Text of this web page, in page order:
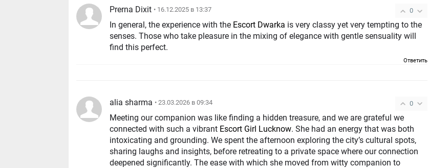
0
Prerna Dixit • 16.12.2025 в 13:37
In general, the experience with the Escort Dwarka is very classy yet very tempting to the
senses. Those who take pleasure in the mixing of elegance with gentle sensuality will
find this ‍‌‍‍‌‍‌‍‍‌perfect.
Ответить
0
alia sharma • 23.03.2026 в 09:34
Meeting our companion was like finding a hidden treasure, and we are grateful we
connected with such a vibrant Escort Girl Lucknow. She had an energy that was both
intoxicating and grounding. We spent the afternoon exploring the city’s cultural spots,
sharing laughs and insights, before retreating to a private space where our connection
deepened significantly. The ease with which she moved from witty companion to